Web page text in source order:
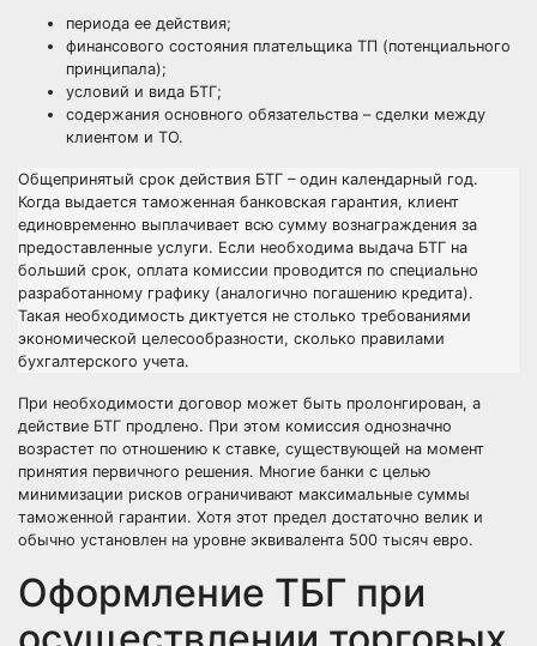
периода ее действия;
финансового состояния плательщика ТП (потенциального
принципала);
условий и вида БТГ;
содержания основного обязательства – сделки между
клиентом и ТО.
Общепринятый срок действия БТГ – один календарный год.
Когда выдается таможенная банковская гарантия, клиент
единовременно выплачивает всю сумму вознаграждения за
предоставленные услуги. Если необходима выдача БТГ на
больший срок, оплата комиссии проводится по специально
разработанному графику (аналогично погашению кредита).
Такая необходимость диктуется не столько требованиями
экономической целесообразности, сколько правилами
бухгалтерского учета.
При необходимости договор может быть пролонгирован, а
действие БТГ продлено. При этом комиссия однозначно
возрастет по отношению к ставке, существующей на момент
принятия первичного решения. Многие банки с целью
минимизации рисков ограничивают максимальные суммы
таможенной гарантии. Хотя этот предел достаточно велик и
обычно установлен на уровне эквивалента 500 тысяч евро.
Оформление ТБГ при